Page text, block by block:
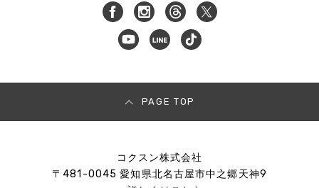
PAGE TOP
コクスン株式会社
〒481-0045 愛知県北名古屋市中之郷天神9